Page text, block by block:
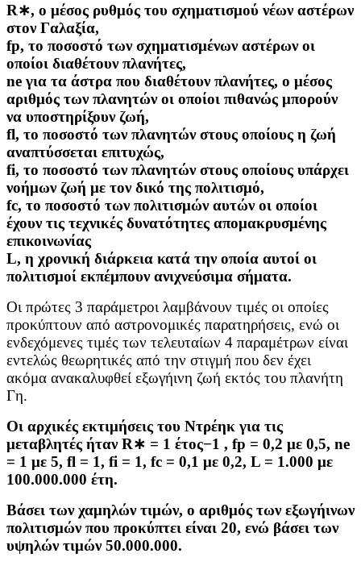
R∗, ο μέσος ρυθμός του σχηματισμού νέων αστέρων
στον Γαλαξία,
fp, το ποσοστό των σχηματισμένων αστέρων οι
οποίοι διαθέτουν πλανήτες,
ne για τα άστρα που διαθέτουν πλανήτες, ο μέσος
αριθμός των πλανητών οι οποίοι πιθανώς μπορούν
να υποστηρίξουν ζωή,
fl, το ποσοστό των πλανητών στους οποίους η ζωή
αναπτύσσεται επιτυχώς,
fi, το ποσοστό των πλανητών στους οποίους υπάρχει
νοήμων ζωή με τον δικό της πολιτισμό,
fc, το ποσοστό των πολιτισμών αυτών οι οποίοι
έχουν τις τεχνικές δυνατότητες απομακρυσμένης
επικοινωνίας
L, η χρονική διάρκεια κατά την οποία αυτοί οι
πολιτισμοί εκπέμπουν ανιχνεύσιμα σήματα.
Οι πρώτες 3 παράμετροι λαμβάνουν τιμές οι οποίες
προκύπτουν από αστρονομικές παρατηρήσεις, ενώ οι
ενδεχόμενες τιμές των τελευταίων 4 παραμέτρων είναι
εντελώς θεωρητικές από την στιγμή που δεν έχει
ακόμα ανακαλυφθεί εξωγήινη ζωή εκτός του πλανήτη
Γη.
Οι αρχικές εκτιμήσεις του Ντρέηκ για τις
μεταβλητές ήταν R∗ = 1 έτος−1 , fp = 0,2 με 0,5, ne
= 1 με 5, fl = 1, fi = 1, fc = 0,1 με 0,2, L = 1.000 με
100.000.000 έτη.
Βάσει των χαμηλών τιμών, ο αριθμός των εξωγήινων
πολιτισμών που προκύπτει είναι 20, ενώ βάσει των
υψηλών τιμών 50.000.000.